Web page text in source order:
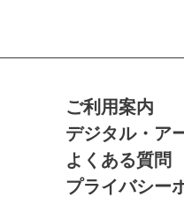
ご利用案内
デジタル・ア
よくある質問
プライバシー